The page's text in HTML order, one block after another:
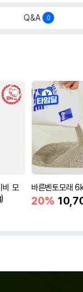
Q&A 0
비 모
바른벤토모래
20%